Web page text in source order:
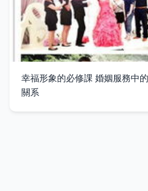
幸福形象的必修課 婚姻服務中
關系